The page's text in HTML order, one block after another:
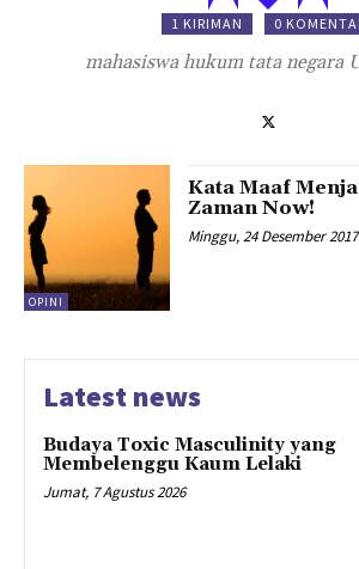
1 KIRIMAN 0
mahasiswa hukum tata negara
OPINI
Kata Maaf
Zaman Now!
Minggu, 24 Desember 2017
Latest news
Budaya Toxic Masculinity yang
Membelenggu Kaum Lelaki
Jumat, 7 Agustus 2026